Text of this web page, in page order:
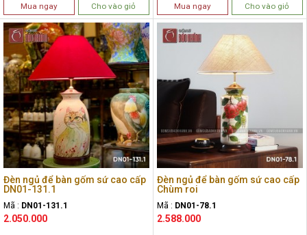
Mua ngay Cho vào giỏ Mua ngay Cho vào giỏ
Đèn ngủ để bàn gốm sứ cao cấp
DN01-131.1
Mã : DN01-131.1
2.050.000
Đèn ngủ để bàn gốm sứ cao cấp
Chùm roi
Mã : DN01-78.1
2.588.000